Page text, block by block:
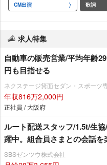
CM出演 歌詞
求人特集
自動車の販売営業/平均年齢
円も目指せる
ネクステージ箕面セダン・スポーツ
年収816万2,000円
正社員 / 大阪府
ルート配送スタッフ/1.5t/生
躍中。組合員さまとの会話
SBSゼンツウ株式会社